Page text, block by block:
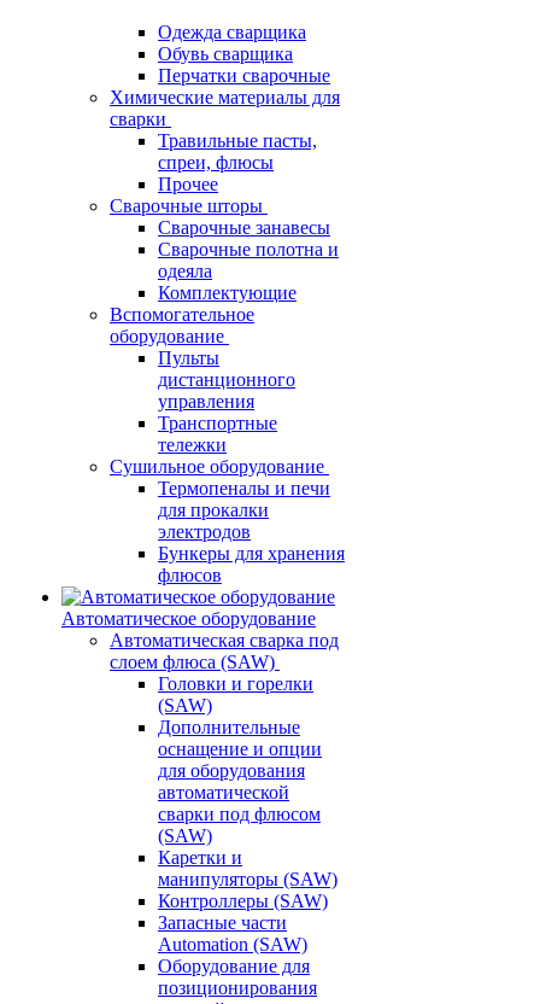
Одежда сварщика
Обувь сварщика
Перчатки сварочные
Химические материалы для
сварки
Травильные пасты,
спреи, флюсы
Прочее
Сварочные шторы
Сварочные занавесы
Сварочные полотна и
одеяла
Комплектующие
Вспомогательное
оборудование
Пульты
дистанционного
управления
Транспортные
тележки
Сушильное оборудование
Термопеналы и печи
для прокалки
электродов
Бункеры для хранения
флюсов
Автоматическое оборудование
Автоматическая сварка под
слоем флюса (SAW)
Головки и горелки
(SAW)
Дополнительные
оснащение и опции
для оборудования
автоматической
сварки под флюсом
(SAW)
Каретки и
манипуляторы (SAW)
Контроллеры (SAW)
Запасные части
Automation (SAW)
Оборудование для
позиционирования